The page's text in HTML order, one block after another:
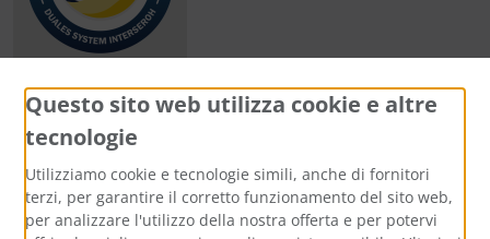
Metodi di pagamento
Questo sito web utilizza cookie e altre
tecnologie
Utilizziamo cookie e tecnologie simili, anche di fornitori
terzi, per garantire il corretto funzionamento del sito web,
per analizzare l'utilizzo della nostra offerta e per potervi